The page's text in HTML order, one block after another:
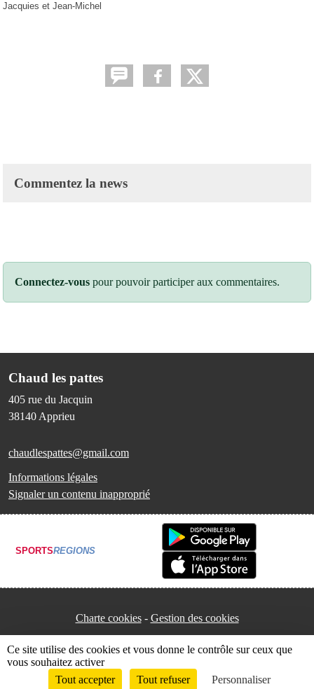
Jacquies et Jean-Michel
Commentez la news
Connectez-vous pour pouvoir participer aux commentaires.
Chaud les pattes
405 rue du Jacquin
38140 Apprieu
chaudlespattes@gmail.com
Informations légales
Signaler un contenu inapproprié
SPORTSREGIONS
Charte cookies Gestion des cookies
Envie de participer ? Connexion
Ce site utilise des cookies et vous donne le contrôle sur ceux que
vous souhaitez activer
Tout accepter
Tout refuser Personnaliser